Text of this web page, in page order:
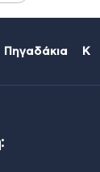
Πηγαδάκια